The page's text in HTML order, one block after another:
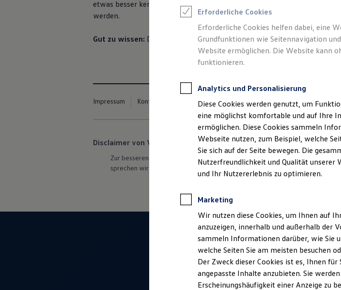
Talentpool für Fach- und Führungsexpertinnen
Weiterbildung & Karriereplanung
Verhaltensgrundsätze
Bewerbungstipps
Eine Absage - was nun?
Anreise zu Interview oder AC
etwas besser kennenlernen. Der Test dauert etwa
werden.
Gut zu wissen: Der Onlinetest kann nur einmal gemacht werden.
Impressum Kontakt Cookie-Richtlinie Nutzungsbedingungen
Disclaimer von Volkswagen AG
Zur besseren Lesbarkeit verwenden wir auf unserer Karrierewebseite die
sprechen wir stets alle Geschlechter gleichermaßen an.
Erforderliche Cookies
Erforderliche Cookies helfen dabei, eine
Grundfunktionen wie Seitennavigation
Website ermöglichen. Die Website kann
funktionieren.
Analytics und Personalisierung
Diese Cookies werden genutzt, um
eine möglichst komfortable und auf Ihre
ermöglichen. Diese Cookies sammeln
Webseite nutzen, zum Beispiel, welche
Sie sich auf der Seite bewegen. Die
Nutzerfreundlichkeit und Qualität unserer
und Ihr Nutzererlebnis zu optimieren.
Marketing
Wir nutzen diese Cookies, um Ihnen auf
anzuzeigen, innerhalb und außerhalb der
sammeln Informationen darüber, wie Sie
welche Seiten Sie am meisten besuchen
Der Zweck dieser Cookies ist es, Ihnen
angepasste Inhalte anzubieten. Sie
Erscheinungshäufigkeit einer Anzeige zu